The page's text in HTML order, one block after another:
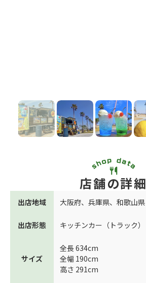
店舗の詳細
出店地域 大阪府、 兵庫県、 和歌山県
出店形態 キッチンカー（トラック）
サイズ
全長 634cm
全幅 190cm
高さ 291cm